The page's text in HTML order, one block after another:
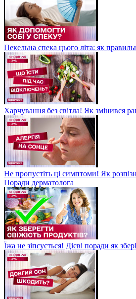
Пекельна спека цього літа: як
Харчування без світла! Як змінився
Не пропустіть ці симптоми! Як
Поради дерматолога
Їжа не зіпсується! Дієві поради як